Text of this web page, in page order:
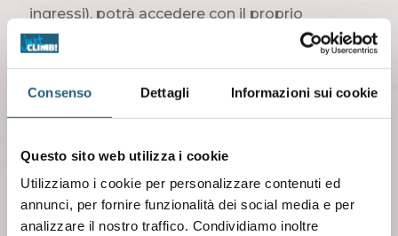
Consenso Dettagli Informazioni sui cookie
Questo sito web utilizza i cookie
Utilizziamo i cookie per personalizzare contenuti ed
annunci, per fornire funzionalità dei social media e per
analizzare il nostro traffico. Condividiamo inoltre
ingressi), potrà accedere con il proprio
abbonamento acquistando al bar alle tariffe
ℹ 379 2900669